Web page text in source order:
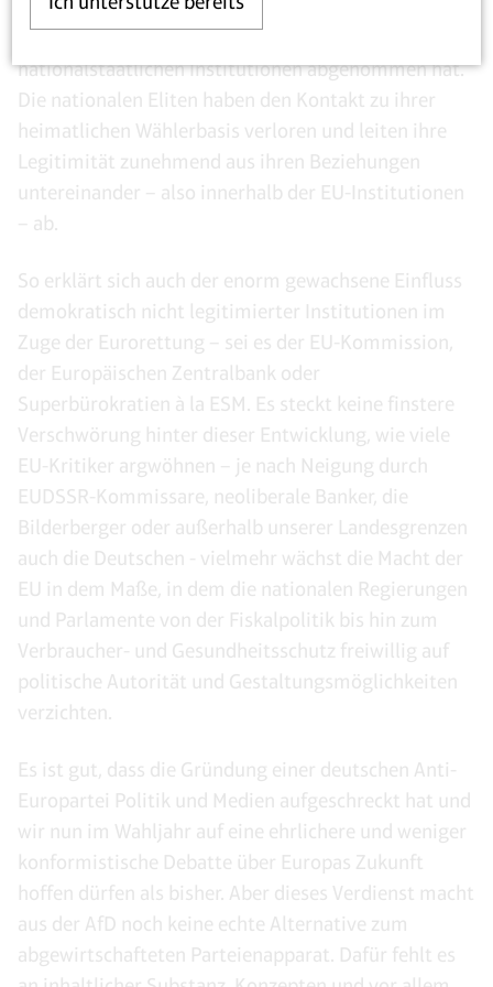
Europäische Union hat in dem Maße an Macht
nationalstaatlichen Institutionen abgenommen hat.
Die nationalen Eliten haben den Kontakt zu ihrer
heimatlichen Wählerbasis verloren und leiten ihre
Legitimität zunehmend aus ihren Beziehungen
untereinander – also innerhalb der EU-Institutionen
– ab.
So erklärt sich auch der enorm gewachsene Einfluss
demokratisch nicht legitimierter Institutionen im
Zuge der Eurorettung – sei es der EU-Kommission,
der Europäischen Zentralbank oder
Superbürokratien à la ESM. Es steckt keine finstere
Verschwörung hinter dieser Entwicklung, wie viele
EU-Kritiker argwöhnen – je nach Neigung durch
EUDSSR-Kommissare, neoliberale Banker, die
Bilderberger oder außerhalb unserer Landesgrenzen
auch die Deutschen - vielmehr wächst die Macht der
EU in dem Maße, in dem die nationalen Regierungen
und Parlamente von der Fiskalpolitik bis hin zum
Verbraucher- und Gesundheitsschutz freiwillig auf
politische Autorität und Gestaltungsmöglichkeiten
verzichten.
Es ist gut, dass die Gründung einer deutschen Anti-
Europartei Politik und Medien aufgeschreckt hat und
wir nun im Wahljahr auf eine ehrlichere und weniger
konformistische Debatte über Europas Zukunft
hoffen dürfen als bisher. Aber dieses Verdienst macht
aus der AfD noch keine echte Alternative zum
abgewirtschafteten Parteienapparat. Dafür fehlt es